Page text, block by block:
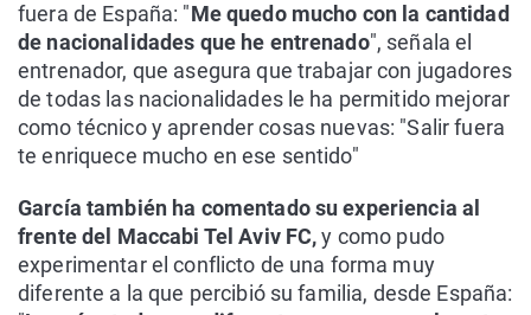
fuera de España: "Me quedo mucho con la cantidad
de nacionalidades que he entrenado", señala el
entrenador, que asegura que trabajar con jugadores
de todas las nacionalidades le ha permitido mejorar
como técnico y aprender cosas nuevas: "Salir fuera
te enriquece mucho en ese sentido"
García también ha comentado su experiencia al
frente del Maccabi Tel Aviv FC,y como pudo
experimentar el conflicto de una forma muy
diferente a la que percibió su familia, desde España: